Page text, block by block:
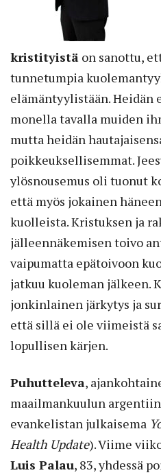
kristityistä on sanottu,
tunnetumpia
elämäntyylistään. Heidän
monella tavalla muiden
mutta heidän
poikkeuksellisemmat.
ylösnousemus oli tuonut
että myös jokainen
kuolleista. Kristuksen ja
jälleennäkemisen toivo
vaipumatta epätoivoon
jatkuu kuoleman jälkeen.
jonkinlainen järkytys ja
että sillä ei ole viimeistä
lopullisen kärjen.
Puhutteleva,
maailmankuulun
evankelistan julkaisema
Health Update). Viime
Luis Palau, 83, yhdessä